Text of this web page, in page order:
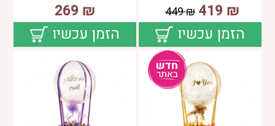
₪
419
₪
449
הזמן עכשיו
₪
269
הזמן עכשיו